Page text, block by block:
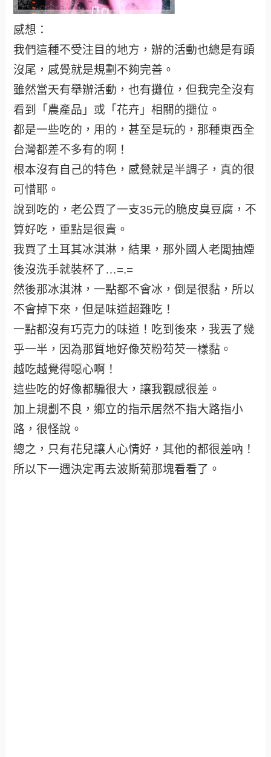
感想：
我們這種不受注目的地方，辦的活動也總是有頭
沒尾，感覺就是規劃不夠完善。
雖然當天有舉辦活動，也有攤位，但我完全沒有
看到「農產品」或「花卉」相關的攤位。
都是一些吃的，用的，甚至是玩的，那種東西全
台灣都差不多有的啊！
根本沒有自己的特色，感覺就是半調子，真的很
可惜耶。
說到吃的，老公買了一支35元的脆皮臭豆腐，不
算好吃，重點是很貴。
我買了土耳其冰淇淋，結果，那外國人老闆抽煙
後沒洗手就裝杯了…=.=
然後那冰淇淋，一點都不會冰，倒是很黏，所以
不會掉下來，但是味道超難吃！
一點都沒有巧克力的味道！吃到後來，我丟了幾
乎一半，因為那質地好像芡粉芶芡一樣黏。
越吃越覺得噁心啊！
這些吃的好像都騙很大，讓我觀感很差。
加上規劃不良，鄉立的指示居然不指大路指小
路，很怪說。
總之，只有花兒讓人心情好，其他的都很差吶！
所以下一週決定再去波斯菊那塊看看了。